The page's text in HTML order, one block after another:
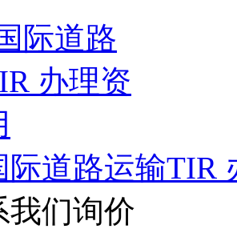
际道路运输TIR
我们询价